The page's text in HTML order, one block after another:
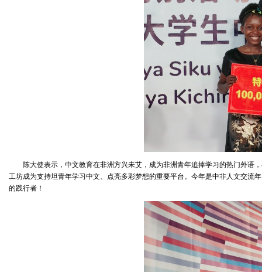
陈大使表示，中文教育在非洲方兴未艾，成为非洲青年追捧学习的热门外语
工坊成为支持坦青年学习中文、点亮多彩梦想的重要平台。今年是中非人文交流
的践行者！